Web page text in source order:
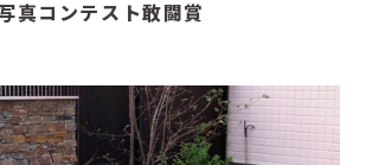
真コンテスト敢闘賞